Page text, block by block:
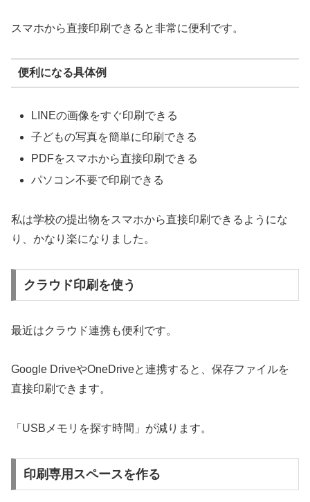
スマホから直接印刷できると非常に便利です。
便利になる具体例
LINEの画像をすぐ印刷できる
子どもの写真を簡単に印刷できる
PDFをスマホから直接印刷できる
パソコン不要で印刷できる
私は学校の提出物をスマホから直接印刷できるようにな
り、かなり楽になりました。
クラウド印刷を使う
最近はクラウド連携も便利です。
Google DriveやOneDriveと連携すると、保存ファイルを
直接印刷できます。
「USBメモリを探す時間」が減ります。
印刷専用スペースを作る